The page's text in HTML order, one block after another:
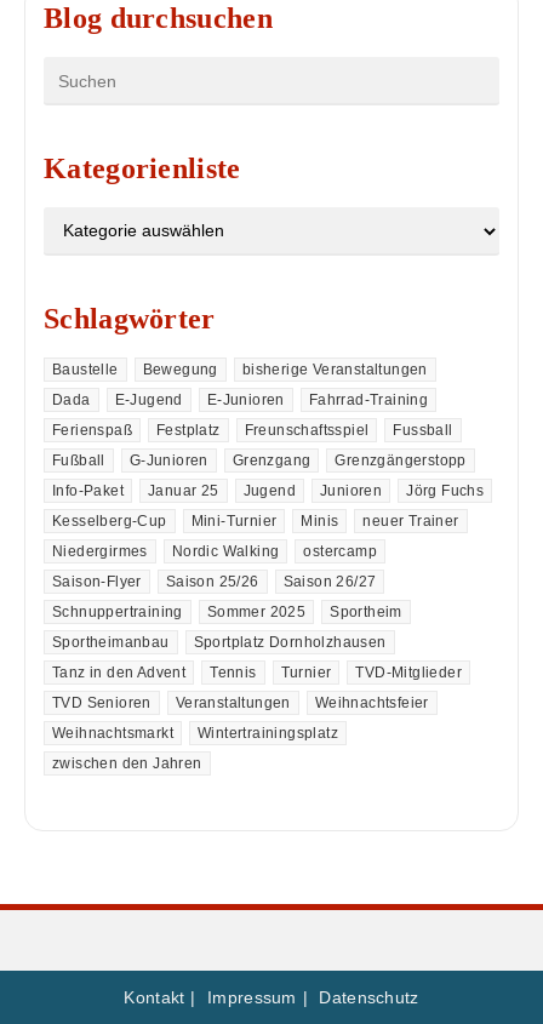
Blog durchsuchen
Kategorienliste
Schlagwörter
Baustelle Bewegung
bisherige Veranstaltungen
Dada
E-Jugend E-Junioren
Fahrrad-Training
Ferienspaß
Festplatz Freunschaftsspiel
Fussball
Fußball
G-Junioren Grenzgang
Grenzgängerstopp
Info-Paket
Januar 25 Jugend Junioren
Jörg Fuchs
Kesselberg-Cup
Mini-Turnier Minis
neuer Trainer
Niedergirmes
Nordic Walking
ostercamp
Saison-Flyer
Saison 25/26
Saison 26/27
Schnuppertraining
Sommer 2025
Sportheim
Sportheimanbau
Sportplatz Dornholzhausen
Tanz in den Advent
Tennis Turnier
TVD-Mitglieder
TVD Senioren
Veranstaltungen
Weihnachtsfeier
Weihnachtsmarkt
Wintertrainingsplatz
zwischen den Jahren
Kontakt Impressum Datenschutz